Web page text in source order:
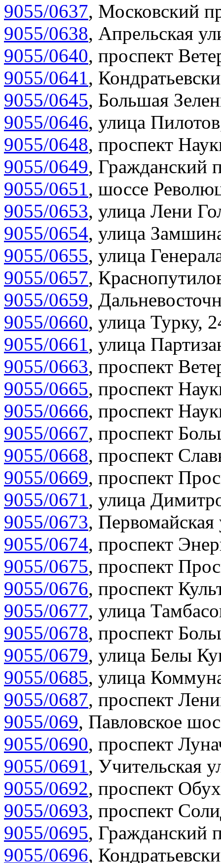
9055/0637, Московский
9055/0638, Апрельская
9055/0640, проспект
9055/0641,
9055/0645, Большая
9055/0646, улица
9055/0648, проспект
9055/0649, Гражданский
9055/0651, шоссе
9055/0653, улица Лени
9055/0654, улица
9055/0655, улица
9055/0657,
9055/0659,
9055/0660, улица Турку,
9055/0661, улица
9055/0663, проспект
9055/0665, проспект
9055/0666, проспект
9055/0667, проспект
9055/0668, проспект
9055/0669, проспект
9055/0671, улица
9055/0673, Первомайская
9055/0674, проспект
9055/0675, проспект
9055/0676, проспект
9055/0677, улица
9055/0678, проспект
9055/0679, улица Белы
9055/0685, улица
9055/0687, проспект
9055/069, Павловское
9055/0690, проспект
9055/0691, Учительская
9055/0692, проспект
9055/0693, проспект
9055/0695, Гражданский
9055/0696,